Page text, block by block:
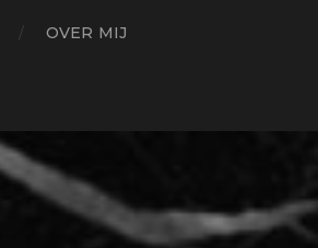
OVER MIJ